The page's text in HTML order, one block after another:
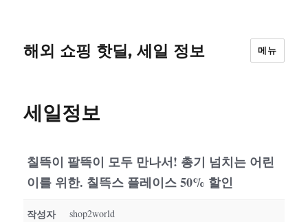
해외 쇼핑 핫딜, 세일 정보 메뉴
세일정보
칠뜩이 팔뜩이 모두 만나서! 총기 넘치는 어린
이를 위한. 칠뜩스 플레이스 50% 할인
작성자 shop2world